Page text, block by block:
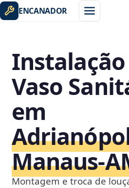
ENCANADOR
Vaso
em
Montagem e troca de